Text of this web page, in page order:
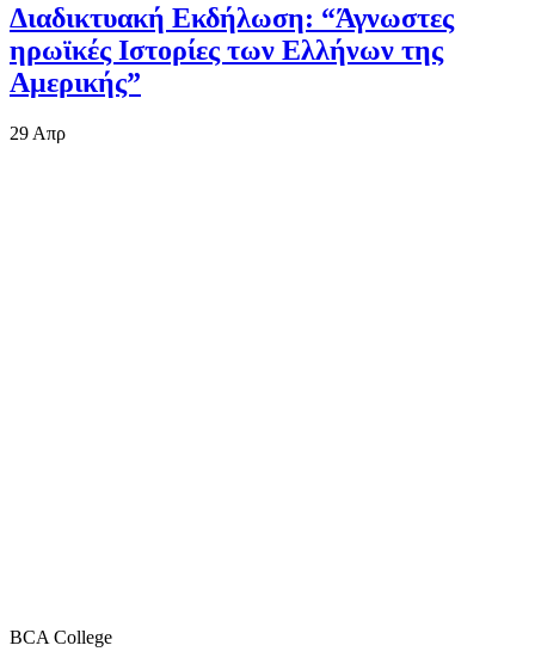
Διαδικτυακή Εκδήλωση: “Άγνωστες
ηρωϊκές Ιστορίες των Ελλήνων της
Αμερικής”
29 Απρ
BCA College